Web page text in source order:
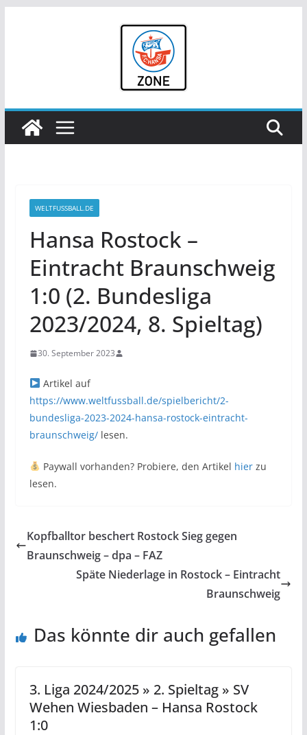
WELTFUSSBALL.DE
Hansa Rostock –
Eintracht Braunschweig
1:0 (2. Bundesliga
2023/2024, 8. Spieltag)
30. September 2023
Artikel auf
https://www.weltfussball.de/spielbericht/2-
bundesliga-2023-2024-hansa-rostock-eintracht-
braunschweig/lesen.
Paywall vorhanden? Probiere, den Artikel hierzu
lesen.
Kopfballtor beschert Rostock Sieg gegen
Braunschweig – dpa – FAZ
Späte Niederlage in Rostock – Eintracht
Braunschweig
Das könnte dir auch gefallen
3. Liga 2024/2025 » 2. Spieltag » SV
Wehen Wiesbaden – Hansa Rostock
1:0